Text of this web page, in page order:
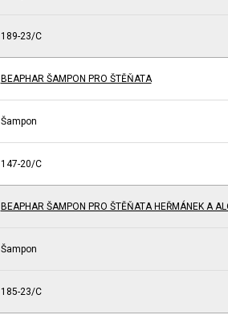
189-23/C
BEAPHAR ŠAMPON PRO ŠTĚŇATA
Šampon
147-20/C
BEAPHAR ŠAMPON PRO ŠTĚŇATA HEŘMÁNEK A
Šampon
185-23/C